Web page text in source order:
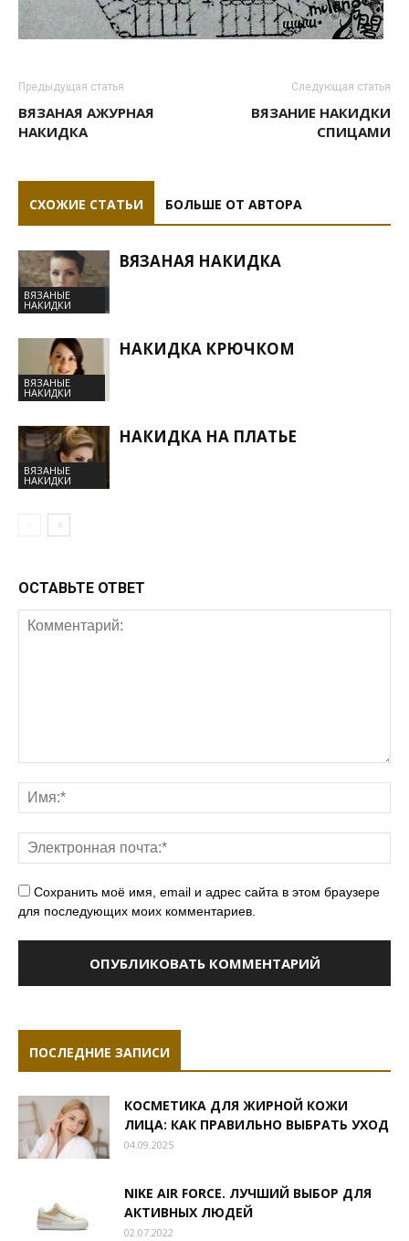
Предыдущая статья
ВЯЗАНАЯ АЖУРНАЯ
НАКИДКА
Следующая статья
ВЯЗАНИЕ НАКИДКИ
СПИЦАМИ
СХОЖИЕ СТАТЬИ БОЛЬШЕ ОТ АВТОРА
ВЯЗАНЫЕ
НАКИДКИ
ВЯЗАНАЯ НАКИДКА
ВЯЗАНЫЕ
НАКИДКИ
НАКИДКА КРЮЧКОМ
ВЯЗАНЫЕ
НАКИДКИ
НАКИДКА НА ПЛАТЬЕ
ОСТАВЬТЕ ОТВЕТ
Сохранить моё имя, email и адрес сайта в этом браузере
для последующих моих комментариев.
ПОСЛЕДНИЕ ЗАПИСИ
КОСМЕТИКА ДЛЯ ЖИРНОЙ КОЖИ
ЛИЦА: КАК ПРАВИЛЬНО ВЫБРАТЬ УХОД
04.09.2025
NIKE AIR FORCE. ЛУЧШИЙ ВЫБОР ДЛЯ
АКТИВНЫХ ЛЮДЕЙ
02.07.2022